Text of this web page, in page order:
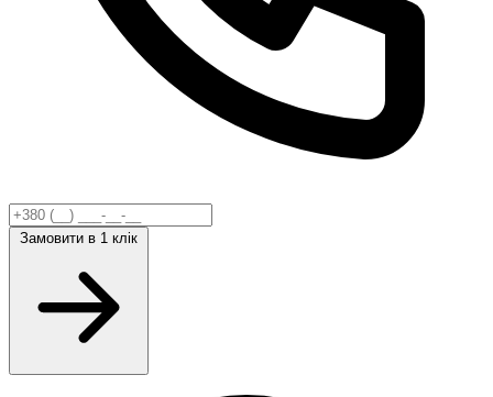
Замовити в 1 клік